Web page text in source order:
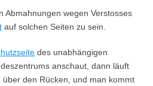
Abmahnungen wegen Verstosses
auf solchen Seiten zu sein.
des unabhängigen
anschaut, dann läuft
den Rücken, und man kommt